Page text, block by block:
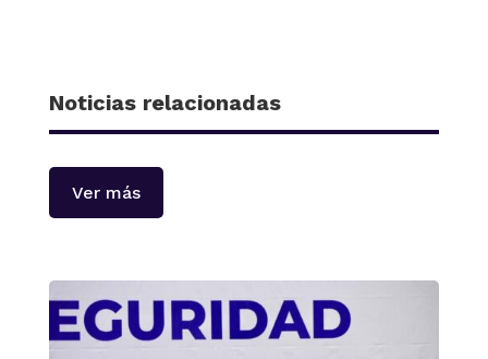
Noticias relacionadas
Ver más